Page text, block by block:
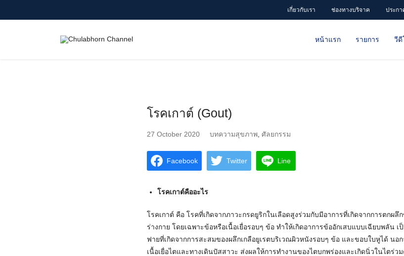
เกี่ยวกับเรา ช่องทางบริจาค ประก
หน้าแรก รายการ วีดี
โรคเกาต์ (Gout)
27 October 2020 บทความสุขภาพ ศัลยกรรม
Facebook Twitter Line
โรคเกาต์คืออะไร
โรคเกาต์ คือ โรคที่เกิดจากภาวะกรดยูริกในเลือดสูงร่วมกับมีอาการที่เกิดจากการตกผลึก
ร่างกาย โดยเฉพาะข้อหรือเนื้อเยื่อรอบๆ ข้อ ทำให้เกิดอาการข้ออักเสบแบบเฉียบพลัน
ฟายที่เกิดจากการสะสมของผลึกเกลือยูเรตบริเวณผิวหนังรอบๆ ข้อ และขอบใบหูได้ นอ
เนื้อเยื่อไตและทางเดินปัสสาวะ ส่งผลให้การทำงานของไตบกพร่องและเกิดนิ่วในไตร่ว